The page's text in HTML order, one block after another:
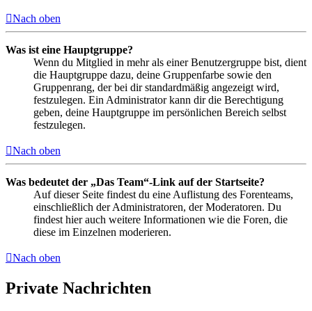
Nach oben
Was ist eine Hauptgruppe?
Wenn du Mitglied in mehr als einer Benutzergruppe bist, dient
die Hauptgruppe dazu, deine Gruppenfarbe sowie den
Gruppenrang, der bei dir standardmäßig angezeigt wird,
festzulegen. Ein Administrator kann dir die Berechtigung
geben, deine Hauptgruppe im persönlichen Bereich selbst
festzulegen.
Nach oben
Was bedeutet der „Das Team“-Link auf der Startseite?
Auf dieser Seite findest du eine Auflistung des Forenteams,
einschließlich der Administratoren, der Moderatoren. Du
findest hier auch weitere Informationen wie die Foren, die
diese im Einzelnen moderieren.
Nach oben
Private Nachrichten